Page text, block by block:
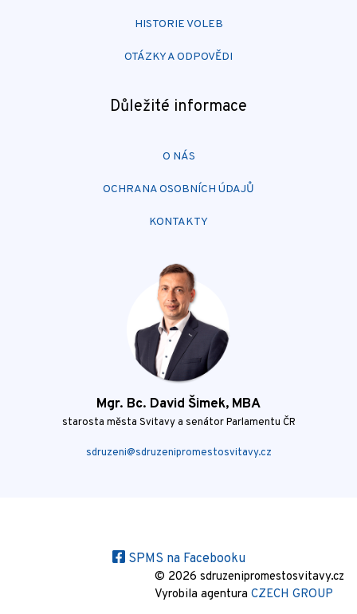
HISTORIE VOLEB
OTÁZKY A ODPOVĚDI
Důležité informace
O NÁS
OCHRANA OSOBNÍCH ÚDAJŮ
KONTAKTY
Mgr. Bc. David Šimek, MBA
starosta města Svitavy a senátor Parlamentu ČR
sdruzeni@sdruzenipromestosvitavy.cz
SPMS na Facebooku
© 2026 sdruzenipromestosvitavy.cz
Vyrobila agentura CZECH GROUP